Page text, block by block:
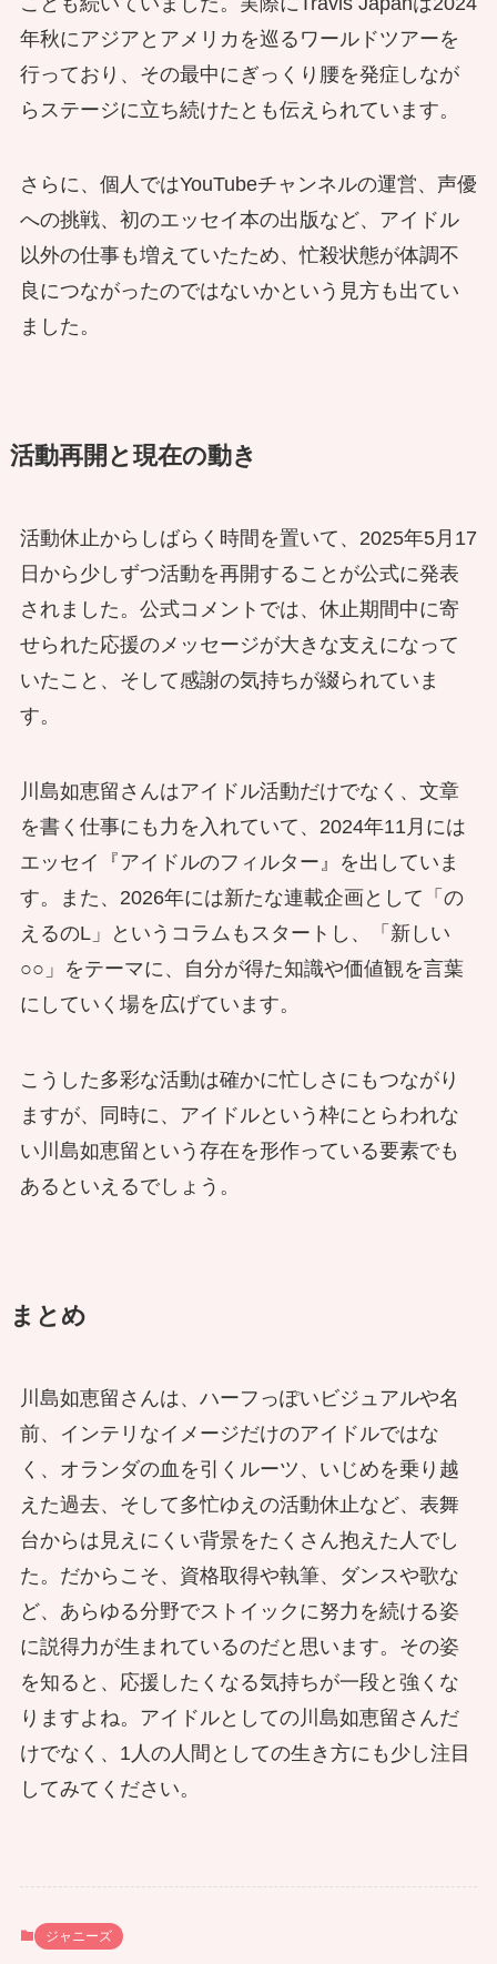
年秋にアジアとアメリカを巡るワールドツアーを
行っており、その最中にぎっくり腰を発症しなが
らステージに立ち続けたとも伝えられています。
さらに、個人ではYouTubeチャンネルの運営、声優
への挑戦、初のエッセイ本の出版など、アイドル
以外の仕事も増えていたため、忙殺状態が体調不
良につながったのではないかという見方も出てい
ました。
活動再開と現在の動き
活動休止からしばらく時間を置いて、2025年5月17
日から少しずつ活動を再開することが公式に発表
されました。公式コメントでは、休止期間中に寄
せられた応援のメッセージが大きな支えになって
いたこと、そして感謝の気持ちが綴られていま
す。
川島如恵留さんはアイドル活動だけでなく、文章
を書く仕事にも力を入れていて、2024年11月には
エッセイ『アイドルのフィルター』を出していま
す。また、2026年には新たな連載企画として「の
えるのL」というコラムもスタートし、「新しい
○○」をテーマに、自分が得た知識や価値観を言葉
にしていく場を広げています。
こうした多彩な活動は確かに忙しさにもつながり
ますが、同時に、アイドルという枠にとらわれな
い川島如恵留という存在を形作っている要素でも
あるといえるでしょう。
まとめ
川島如恵留さんは、ハーフっぽいビジュアルや名
前、インテリなイメージだけのアイドルではな
く、オランダの血を引くルーツ、いじめを乗り越
えた過去、そして多忙ゆえの活動休止など、表舞
台からは見えにくい背景をたくさん抱えた人でし
た。だからこそ、資格取得や執筆、ダンスや歌な
ど、あらゆる分野でストイックに努力を続ける姿
に説得力が生まれているのだと思います。その姿
を知ると、応援したくなる気持ちが一段と強くな
りますよね。アイドルとしての川島如恵留さんだ
けでなく、1人の人間としての生き方にも少し注目
してみてください。
ジャニーズ